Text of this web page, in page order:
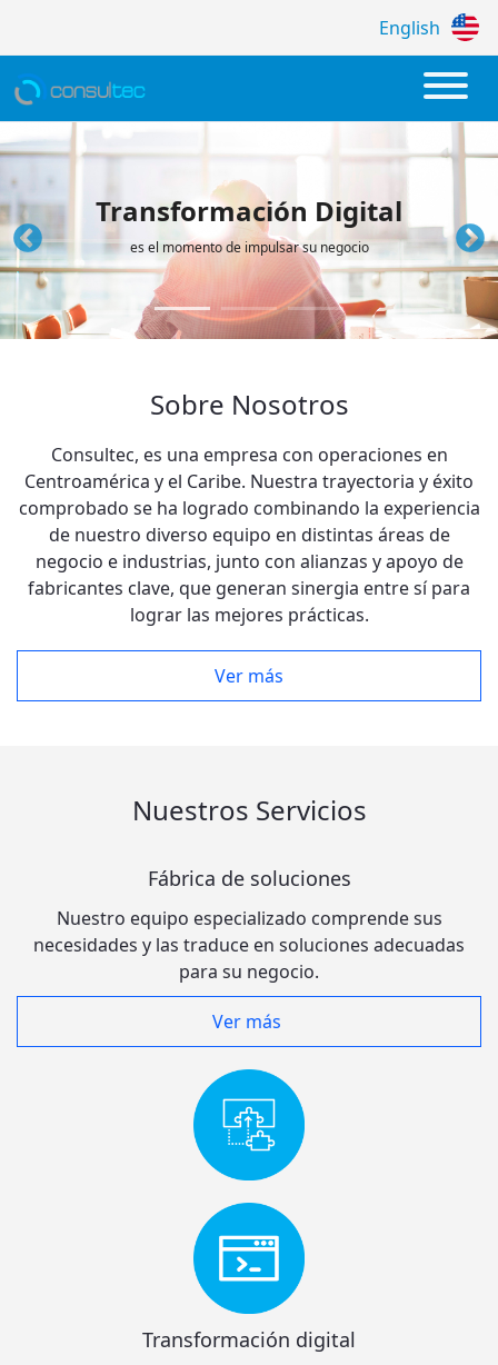
English
Empresa de Desarrollo de Software a la
Transformación Digital
es el momento de impulsar su negocio
Sobre Nosotros
Consultec, es una empresa con operaciones en
Centroamérica y el Caribe. Nuestra trayectoria y éxito
comprobado se ha logrado combinando la experiencia
de nuestro diverso equipo en distintas áreas de
negocio e industrias, junto con alianzas y apoyo de
fabricantes clave, que generan sinergia entre sí para
lograr las mejores prácticas.
Ver más
Nuestros Servicios
Fábrica de soluciones
Nuestro equipo especializado comprende sus
necesidades y las traduce en soluciones adecuadas
para su negocio.
Ver más
Transformación digital